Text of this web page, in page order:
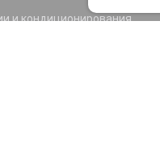
и кондиционирования